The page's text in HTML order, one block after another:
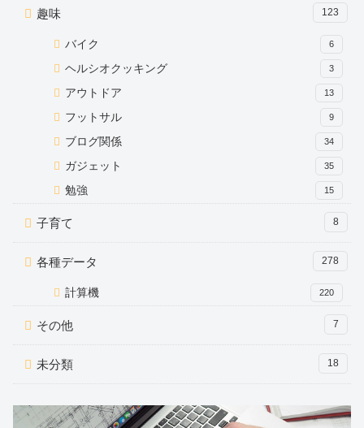
趣味 123
バイク 6
ヘルシオクッキング 3
アウトドア 13
フットサル 9
ブログ関係 34
ガジェット 35
勉強 15
子育て 8
各種データ 278
計算機 220
その他 7
未分類 18